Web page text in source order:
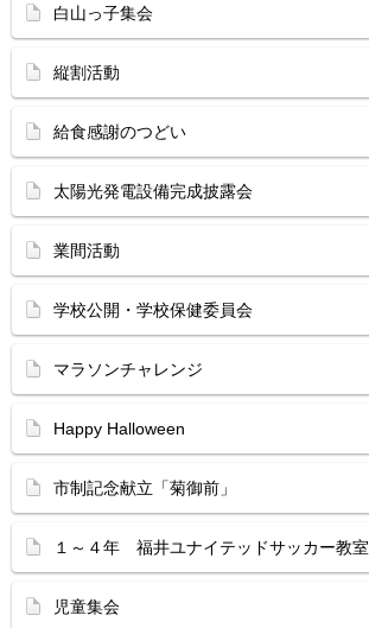
白山っ子集会
縦割活動
給食感謝のつどい
太陽光発電設備完成披露会
業間活動
学校公開・学校保健委員会
マラソンチャレンジ
Happy Halloween
市制記念献立「菊御前」
１～４年 福井ユナイテッドサッカー教室
児童集会